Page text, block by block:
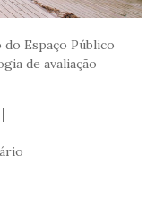
Espaço Público
de avaliação